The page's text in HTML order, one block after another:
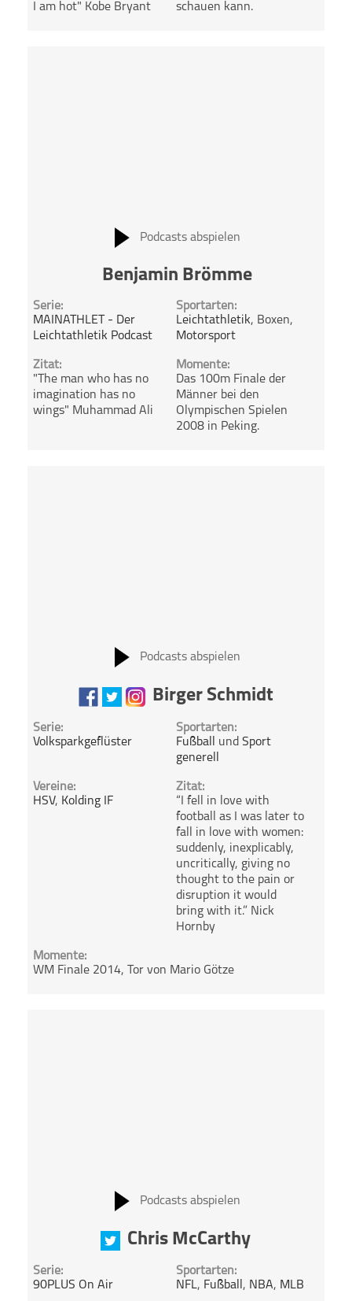
I am hot" Kobe Bryant
schauen kann.
Podcasts abspielen
Benjamin Brömme
Serie:
MAINATHLET - Der
Leichtathletik Podcast
Sportarten:
Leichtathletik, Boxen,
Motorsport
Zitat:
"The man who has no
imagination has no
wings" Muhammad Ali
Momente:
Das 100m Finale der
Männer bei den
Olympischen Spielen
2008 in Peking.
Podcasts abspielen
Birger Schmidt
Serie:
Volksparkgeflüster
Sportarten:
Fußball
und Sport
generell
Vereine:
HSV, Kolding IF
Zitat:
“I fell in love with
football as I was later to
fall in love with women:
suddenly, inexplicably,
uncritically, giving no
thought to the pain or
disruption it would
bring with it.” Nick
Hornby
Momente:
WM Finale 2014, Tor von Mario Götze
Podcasts abspielen
Chris McCarthy
Serie:
90PLUS On Air
Sportarten:
NFL, Fußball , NBA, MLB